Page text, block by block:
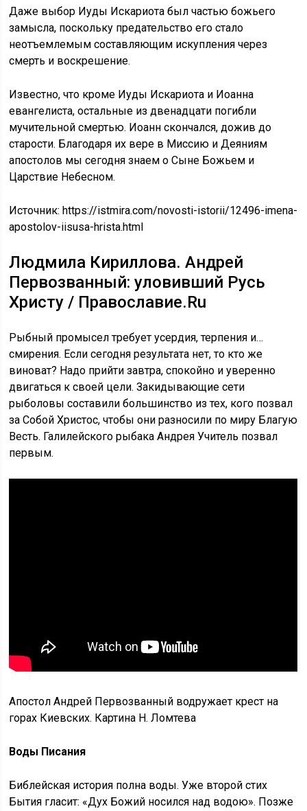
Даже выбор Иуды Искариота был частью божьего
замысла, поскольку предательство его стало
неотъемлемым составляющим искупления через
смерть и воскрешение.
Известно, что кроме Иуды Искариота и Иоанна
евангелиста, остальные из двенадцати погибли
мучительной смертью. Иоанн скончался, дожив до
старости. Благодаря их вере в Миссию и Деяниям
апостолов мы сегодня знаем о Сыне Божьем и
Царствие Небесном.
Источник:https://istmira.com/novosti-istorii/12496-imena-
apostolov-iisusa-hrista.html
Людмила Кириллова. Андрей
Первозванный: уловивший Русь
Христу / Православие.Ru
Рыбный промысел требует усердия, терпения и…
смирения. Если сегодня результата нет, то кто же
виноват? Надо прийти завтра, спокойно и уверенно
двигаться к своей цели. Закидывающие сети
рыболовы составили большинство из тех, кого позвал
за Собой Христос, чтобы они разносили по миру Благую
Весть. Галилейского рыбака Андрея Учитель позвал
первым.
Апостол Андрей Первозванный водружает крест на
горах Киевских. Картина Н. Ломтева
Воды Писания
Библейская история полна воды. Уже второй стих
Бытия гласит: «Дух Божий носился над водою». Позже